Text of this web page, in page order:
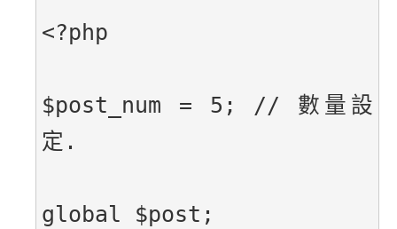
<?php
$post_num = 5; // 數量設
定.
global $post;